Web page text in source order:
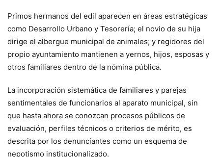
Primos hermanos del edil aparecen en áreas estratégicas
como Desarrollo Urbano y Tesorería; el novio de su hija
dirige el albergue municipal de animales; y regidores del
propio ayuntamiento mantienen a yernos, hijos, esposas y
otros familiares dentro de la nómina pública.
La incorporación sistemática de familiares y parejas
sentimentales de funcionarios al aparato municipal, sin
que hasta ahora se conozcan procesos públicos de
evaluación, perfiles técnicos o criterios de mérito, es
descrita por los denunciantes como un esquema de
nepotismo institucionalizado.